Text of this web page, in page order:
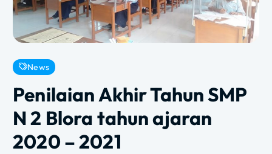
News
Penilaian Akhir Tahun SMP
N 2 Blora tahun ajaran
2020 – 2021